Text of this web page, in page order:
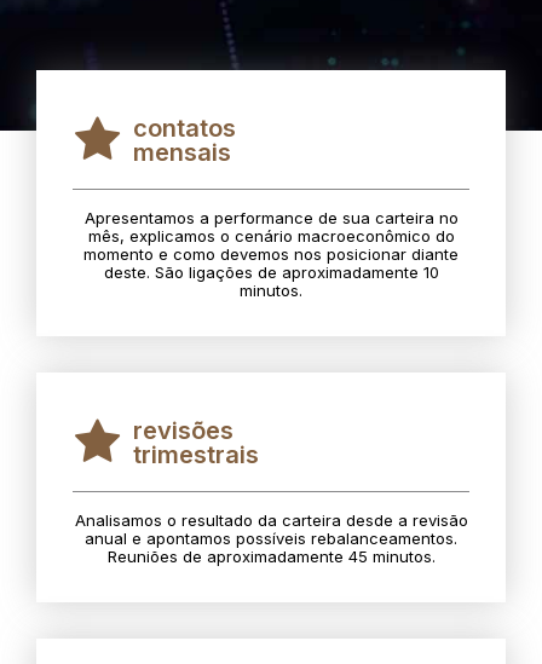
contatos
mensais
Apresentamos a performance de sua carteira no
mês, explicamos o cenário macroeconômico do
momento e como devemos nos posicionar diante
deste. São ligações de aproximadamente 10
minutos.
revisões
trimestrais
Analisamos o resultado da carteira desde a revisão
anual e apontamos possíveis rebalanceamentos.
Reuniões de aproximadamente 45 minutos.